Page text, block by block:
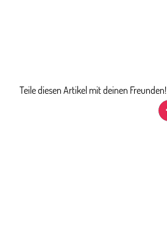
Teile diesen Artikel mit deinen Freunden!